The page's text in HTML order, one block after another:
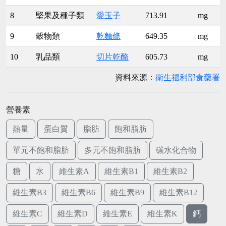
8 堅果及種子類 愛玉子 713.91 mg
9 穀物類 乾麵條 649.35 mg
10 乳品類 切片乾酪 605.73 mg
資料來源： 衛生福利部食藥署
營養素
熱量 蛋白質 脂肪 飽和脂肪
單元不飽和脂肪 多元不飽和脂肪 碳水化合物
糖 水 維生素A 維生素B1 維生素B2
維生素B3 維生素B6 維生素B9 維生素B12
維生素C 維生素D 維生素E 維生素K 鈣